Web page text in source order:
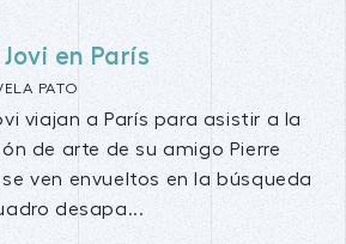
en París
PATO
viajan a París para asistir a la
de arte de su amigo Pierre
ven envueltos en la búsqueda
desapa...